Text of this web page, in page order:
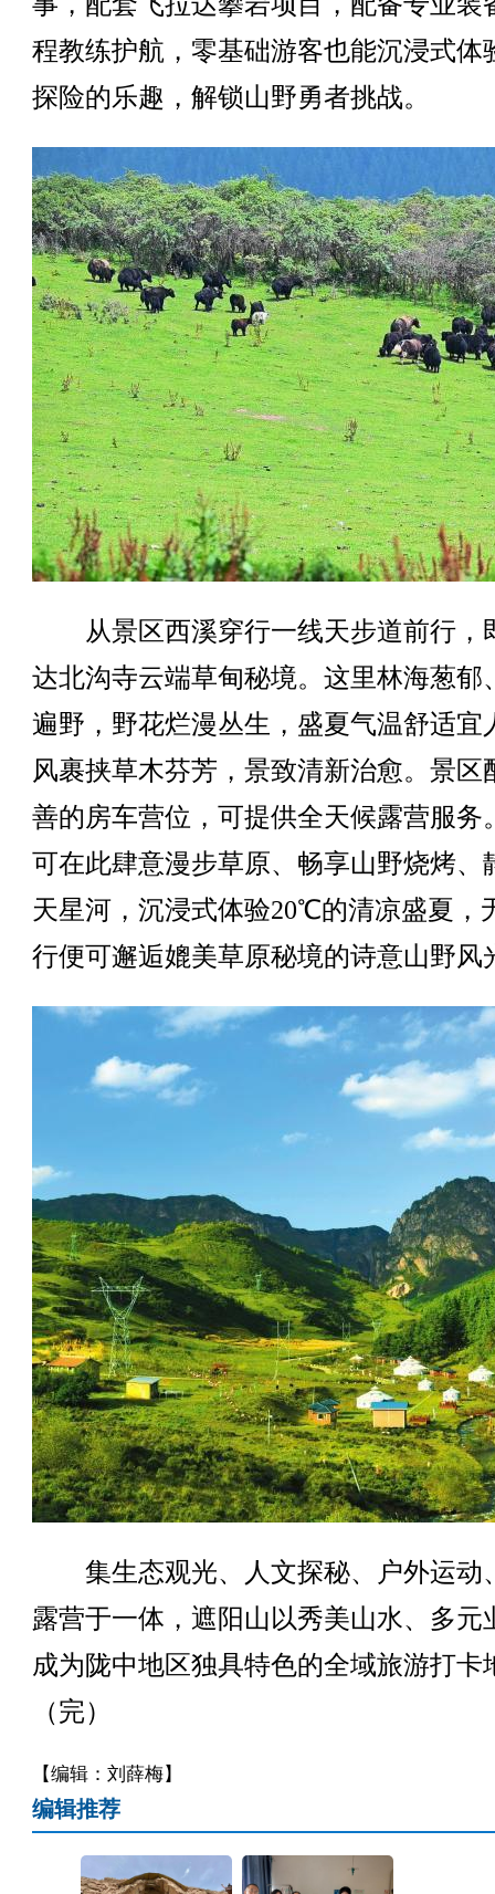
程教练护航，零基础游客也能沉浸式体
探险的乐趣，解锁山野勇者挑战。
从景区西溪穿行一线天步道前行，
达北沟寺云端草甸秘境。这里林海葱郁
遍野，野花烂漫丛生，盛夏气温舒适宜
风裹挟草木芬芳，景致清新治愈。景区
善的房车营位，可提供全天候露营服务
可在此肆意漫步草原、畅享山野烧烤、
天星河，沉浸式体验20℃的清凉盛夏，
行便可邂逅媲美草原秘境的诗意山野风
集生态观光、人文探秘、户外运动
露营于一体，遮阳山以秀美山水、多元
成为陇中地区独具特色的全域旅游打卡
（完）
【编辑：刘薛梅】
编辑推荐